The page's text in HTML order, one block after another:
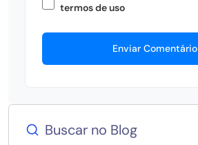
termos de uso
Enviar Comentário
Buscar no Blog